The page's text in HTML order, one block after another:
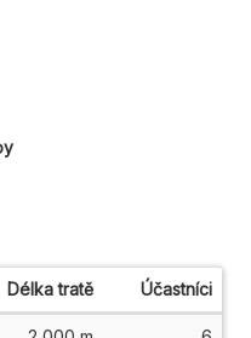
Délka tratě Účastníci